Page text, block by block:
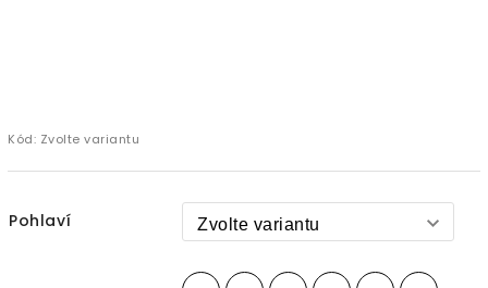
Kód: Zvolte variantu
Pohlaví